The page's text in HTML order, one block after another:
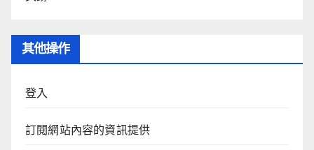
其他操作
登入
訂閱網站內容的資訊提供